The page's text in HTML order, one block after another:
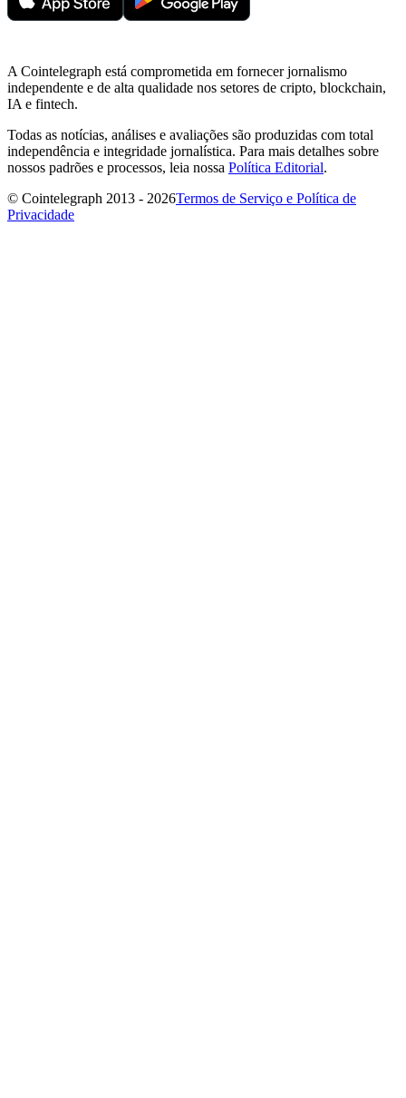
A Cointelegraph está comprometida em fornecer jornalismo
independente e de alta qualidade nos setores de cripto, blockchain,
IA e fintech.
Todas as notícias, análises e avaliações são produzidas com total
independência e integridade jornalística. Para mais detalhes sobre
nossos padrões e processos, leia nossa Política Editorial.
© Cointelegraph 2013 - 2026Termos de Serviço e Política de
Privacidade